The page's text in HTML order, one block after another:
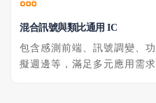
混合訊號與類比通用 IC
包含感測前端、訊號調變、
擬週邊等，滿足多元應用需求